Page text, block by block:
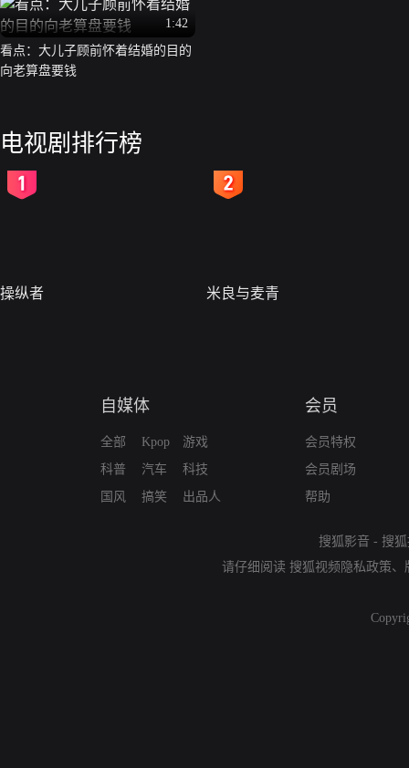
1:42
看点：大儿子顾前怀着结婚的目的
向老算盘要钱
电视剧排行榜
操纵者 米良与麦青
自媒体
全部
科普
国风
Kpop
汽车
搞笑
游戏
科技
出品人
会员
会员特权
会员剧场
帮助
搜狐影音 - 搜
请仔细阅读 搜狐视频隐私政策、